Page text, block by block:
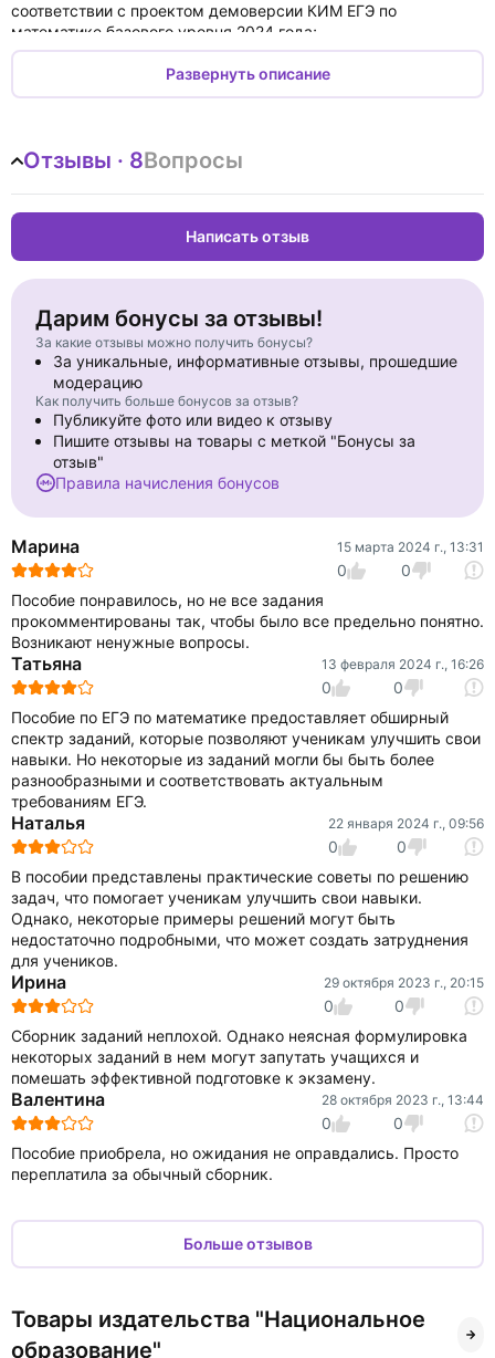
соответствии с проектом демоверсии КИМ ЕГЭ по
математике базового уровня 2024 года;
инструкция по выполнению экзаменационной работы;
ответы ко всем заданиям.
Выполнение заданий типовых экзаменационных вариантов
форме ЕГЭ, а также объективно оценить уровень своей
подготовки к экзамену.
Учителя могут использовать типовые экзаменационные
варианты для организации контроля результатов освоения
школьниками образовательных программ среднего общего
образования и интенсивной подготовки обучающихся к ЕГЭ.
Развернуть описание
Отзывы · 8Вопросы
Написать отзыв
Дарим бонусы за отзывы!
За какие отзывы можно получить бонусы?
За уникальные, информативные отзывы, прошедшие
модерацию
Как получить больше бонусов за отзыв?
Публикуйте фото или видео к отзыву
Пишите отзывы на товары с меткой "Бонусы за
отзыв"
Правила начисления бонусов
Марина 15 марта 2024 г., 13:31
0
0
Пособие понравилось, но не все задания
прокомментированы так, чтобы было все предельно понятно.
Возникают ненужные вопросы.
Татьяна 13 февраля 2024 г., 16:26
0
0
Пособие по ЕГЭ по математике предоставляет обширный
спектр заданий, которые позволяют ученикам улучшить свои
навыки. Но некоторые из заданий могли бы быть более
разнообразными и соответствовать актуальным
требованиям ЕГЭ.
Наталья 22 января 2024 г., 09:56
0
0
В пособии представлены практические советы по решению
задач, что помогает ученикам улучшить свои навыки.
Однако, некоторые примеры решений могут быть
недостаточно подробными, что может создать затруднения
для учеников.
Ирина 29 октября 2023 г., 20:15
0
0
Сборник заданий неплохой. Однако неясная формулировка
некоторых заданий в нем могут запутать учащихся и
помешать эффективной подготовке к экзамену.
Валентина 28 октября 2023 г., 13:44
0
0
Пособие приобрела, но ожидания не оправдались. Просто
переплатила за обычный сборник.
Больше отзывов
Товары издательства "Национальное
образование"